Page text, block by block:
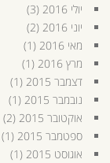
יולי 2016
(3)
יוני 2016
(2)
מאי 2016
(1)
מרץ 2016
(1)
דצמבר 2015
(1)
נובמבר 2015
(1)
אוקטובר 2015
(2)
ספטמבר 2015
(1)
אוגוסט 2015
(1)